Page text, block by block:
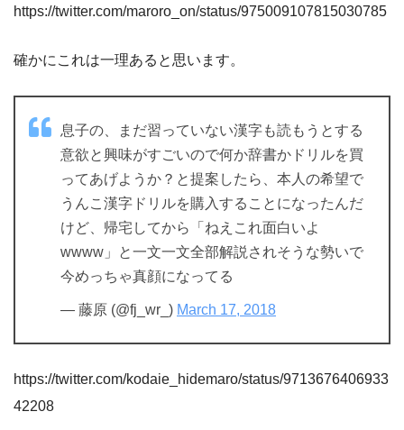
https://twitter.com/maroro_on/status/975009107815030785
確かにこれは一理あると思います。
息子の、まだ習っていない漢字も読もうとする
意欲と興味がすごいので何か辞書かドリルを買
ってあげようか？と提案したら、本人の希望で
うんこ漢字ドリルを購入することになったんだ
けど、帰宅してから「ねえこれ面白いよ
wwww」と一文一文全部解説されそうな勢いで
今めっちゃ真顔になってる
— 藤原 (@fj_wr_) March 17, 2018
https://twitter.com/kodaie_hidemaro/status/9713676406933
42208